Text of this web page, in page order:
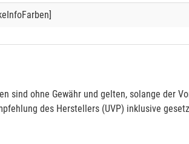
sind ohne Gewähr und gelten, solange der
des Herstellers (UVP) inklusive